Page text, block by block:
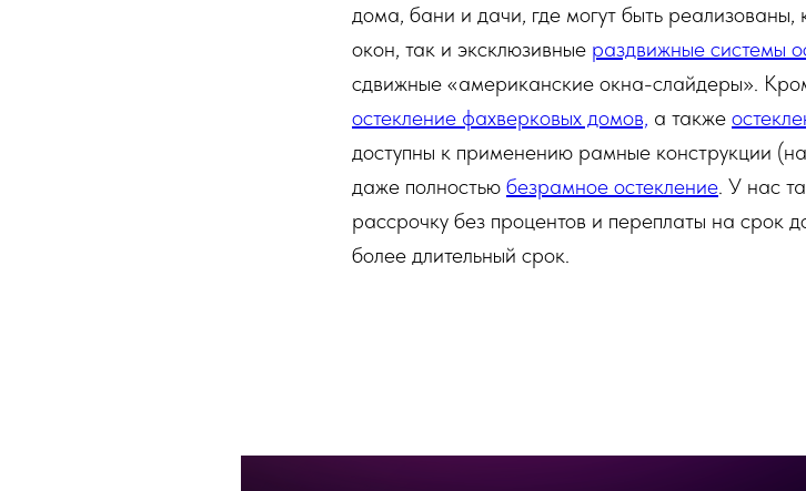
дома, бани и дачи, где могут быть реализованы,
окон, так и эксклюзивные раздвижные системы
сдвижные «американские окна-слайдеры».
остекление фахверковых домов, а также
доступны к применению рамные конструкции
даже полностью безрамное остекление. У нас
рассрочку без процентов и переплаты на срок
более длительный срок.